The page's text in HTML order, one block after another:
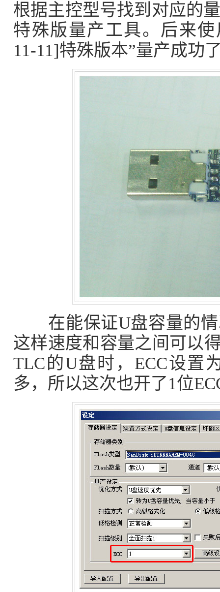
根据主控型号找到对应的
特殊版量产工具。后来使
11-11]特殊版本”量产成功
在能保证U盘容量的情
这样速度和容量之间可以
TLC的U盘时，ECC设置
多，所以这次也开了1位